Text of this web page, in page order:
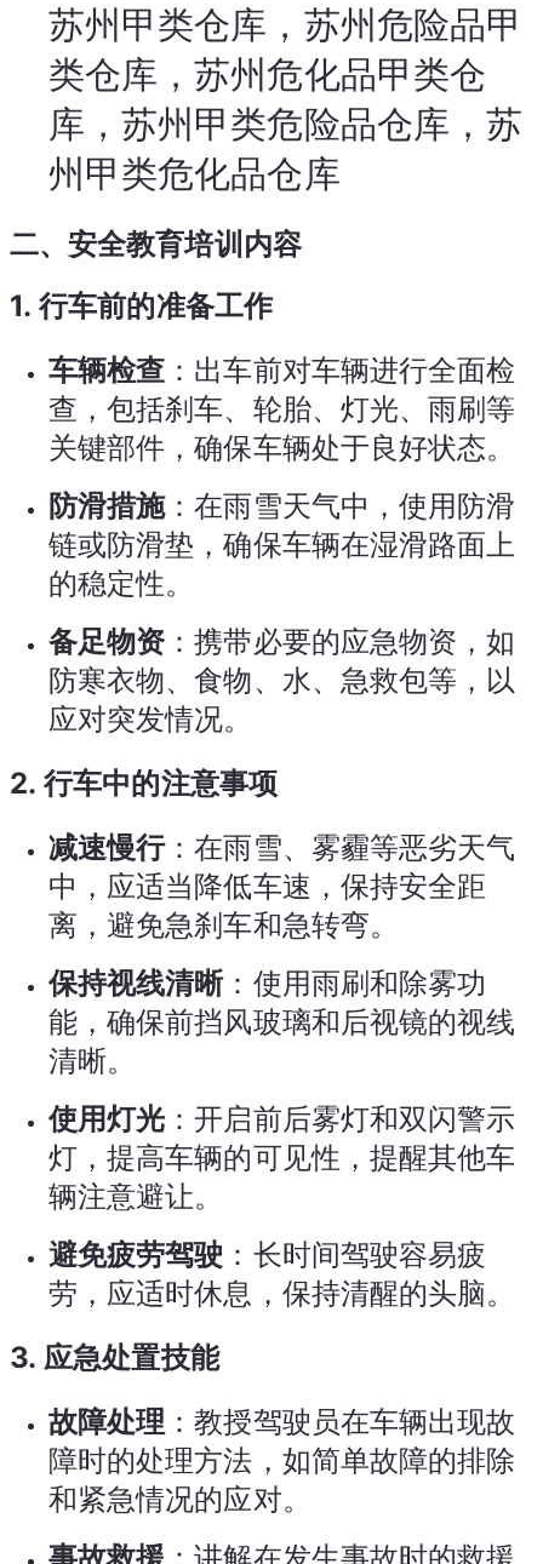
苏州甲类仓库，苏州危险品甲
类仓库，苏州危化品甲类仓
库，苏州甲类危险品仓库，苏
州甲类危化品仓库
二、安全教育培训内容
1.行车前的准备工作
车辆检查 ：出车前对车辆进行全面检
查，包括刹车、轮胎、灯光、雨刷等
关键部件，确保车辆处于良好状态。
防滑措施：在雨雪天气中，使用防滑
链或防滑垫，确保车辆在湿滑路面上
的稳定性。
备足物资 ：携带必要的应急物资，如
防寒衣物、食物、水、急救包等，以
应对突发情况。
2.行车中的注意事项
减速慢行：在雨雪、雾霾等恶劣天气
中，应适当降低车速，保持安全距
离，避免急刹车和急转弯。
保持视线清晰：使用雨刷和除雾功
能，确保前挡风玻璃和后视镜的视线
清晰。
使用灯光 ：开启前后雾灯和双闪警示
灯，提高车辆的可见性，提醒其他车
辆注意避让。
避免疲劳驾驶 ：长时间驾驶容易疲
劳，应适时休息，保持清醒的头脑。
3. 应急处置技能
故障处理 ：教授驾驶员在车辆出现故
障时的处理方法，如简单故障的排除
和紧急情况的应对。